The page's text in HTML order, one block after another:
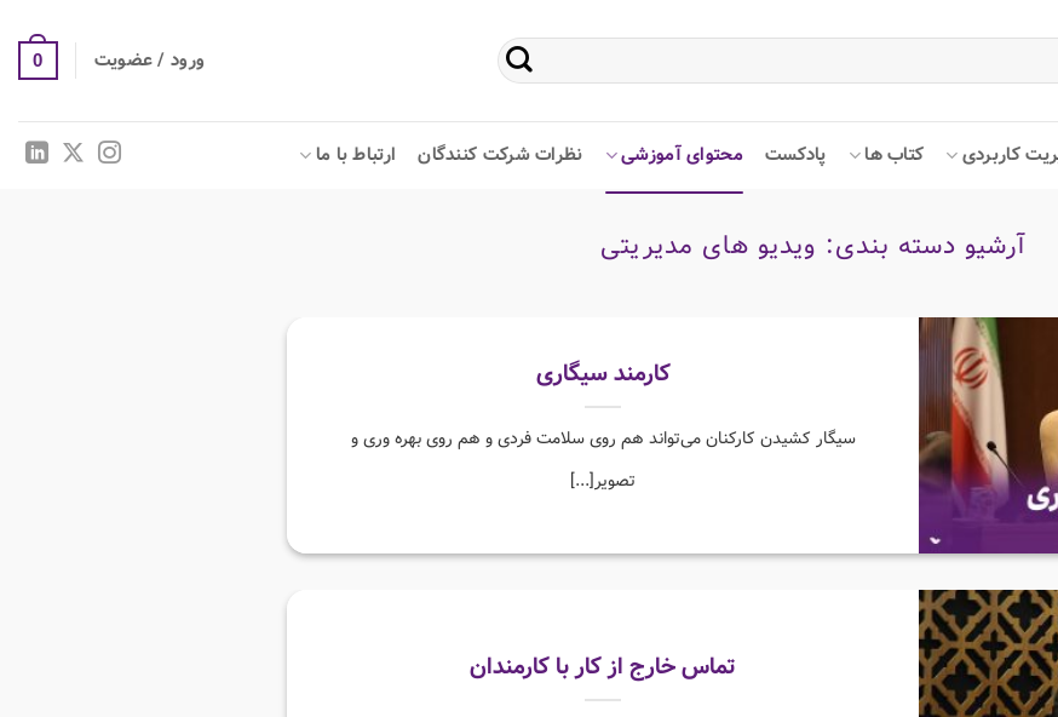
ورود / عضویت 0
کاربردی کتاب ها پادکست محتوای آموزشی نظرات شرکت کنندگان ارتباط با ما
آرشیو دسته بندی: ویدیو های مدیریتی
کارمند سیگاری
سیگار کشیدن کارکنان می‌تواند هم روی سلامت فردی و هم روی بهره وری و
تصویر[...]
تماس خارج از کار با کارمندان